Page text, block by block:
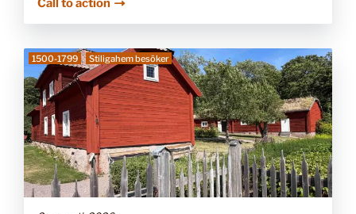
Call to action
1500-1799 Stiligahem besöker